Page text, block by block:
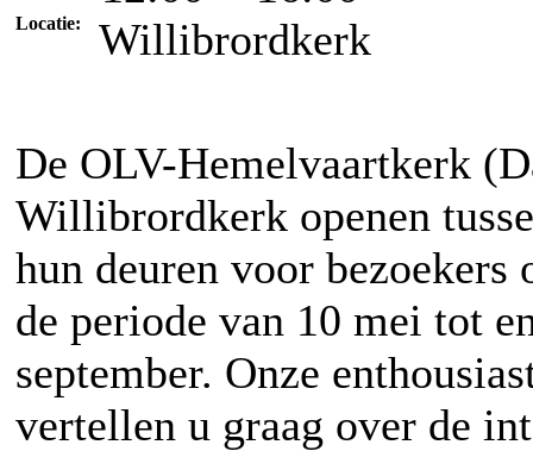
Locatie: Willibrordkerk
De OLV-Hemelvaartkerk
Willibrordkerk openen
hun deuren voor bezoekers
de periode van 10 mei tot
september. Onze
vertellen u graag over de